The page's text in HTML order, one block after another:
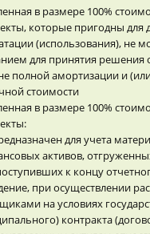
в размере 100%
которые пригодны для
(использования), не
для принятия решения
полной амортизации и
стоимости
в размере 100%
для учета
активов,
к концу
при осуществлении
на условиях
контракта